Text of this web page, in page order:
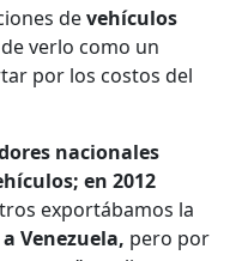
devehículos
verlo como un
por los costos del
nacionales
en 2012
exportábamos la
Venezuela, pero por